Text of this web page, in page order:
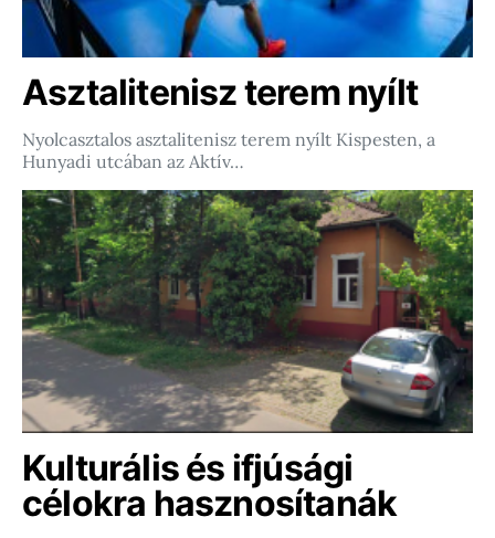
Asztalitenisz terem nyílt
Nyolcasztalos asztalitenisz terem nyílt Kispesten, a
Hunyadi utcában az Aktív…
Kulturális és ifjúsági
célokra hasznosítanák